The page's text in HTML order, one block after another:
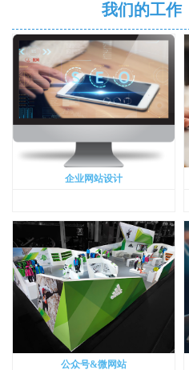
我们的工作
企业网站设计
公众号&微网站